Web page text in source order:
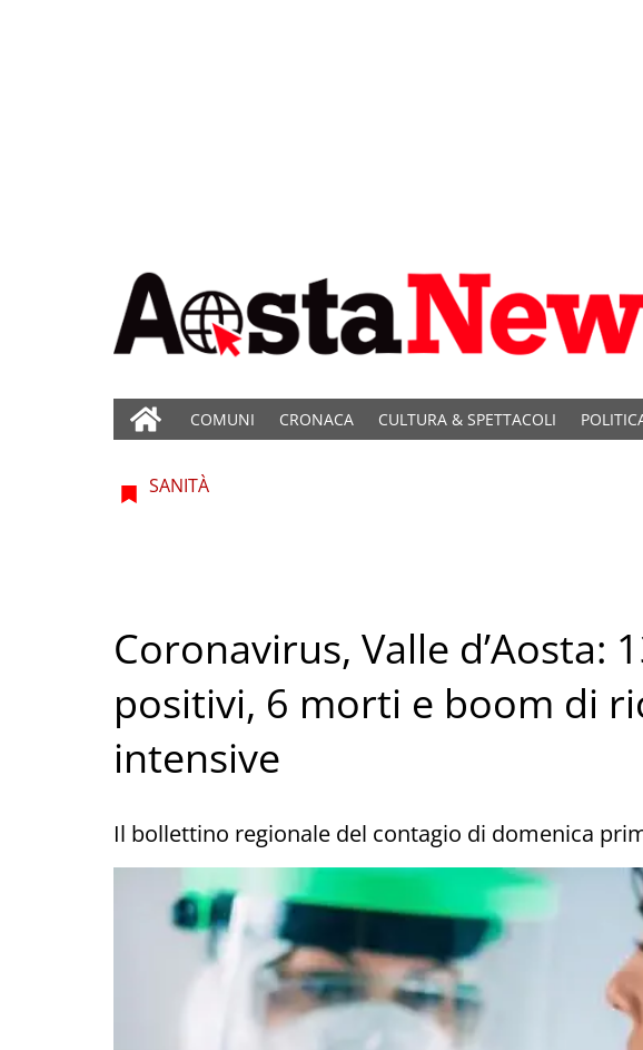
COMUNI CRONACA CULTURA & SPETTACOLI
SANITÀ
Coronavirus, Valle d’Aosta:
positivi, 6 morti e boom di
intensive
Il bollettino regionale del contagio di domenica